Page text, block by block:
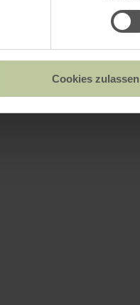
Cookies zulassen